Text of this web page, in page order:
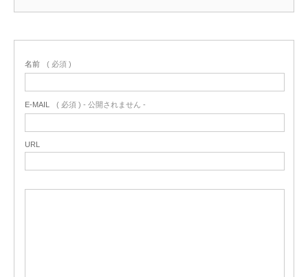
名前 ( 必須 )
E-MAIL ( 必須 ) - 公開されません -
URL